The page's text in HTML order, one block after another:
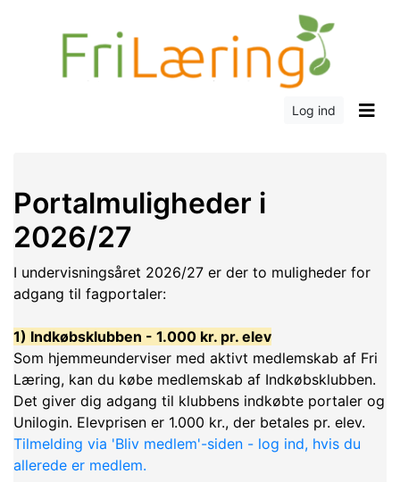
Log ind
Portalmuligheder i
2026/27
I undervisningsåret 2026/27 er der to muligheder for
adgang til fagportaler:
1) Indkøbsklubben - 1.000 kr. pr. elev
Som hjemmeunderviser med aktivt medlemskab af Fri
Læring, kan du købe medlemskab af Indkøbsklubben.
Det giver dig adgang til klubbens indkøbte portaler og
Unilogin. Elevprisen er 1.000 kr., der betales pr. elev.
Tilmelding via 'Bliv medlem'-siden - log ind, hvis du
allerede er medlem.